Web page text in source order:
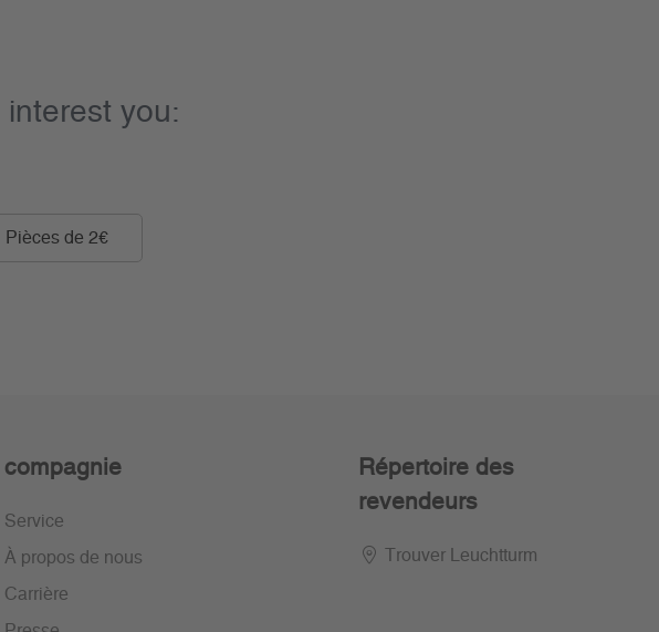
you:
Pièces de 2€
compagnie
Service
À propos de nous
Carrière
Répertoire des
revendeurs
Trouver Leuchtturm